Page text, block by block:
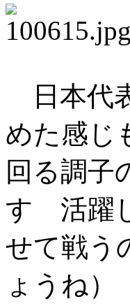
日本代
めた感じ
回る調
す 活躍
せて戦う
ょうね